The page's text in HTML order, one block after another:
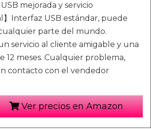
USB mejorada y servicio
】Interfaz USB estándar, puede
parte del mundo.
servicio al cliente amigable y una
12 meses. Cualquier problema,
contacto con el vendedor
Ver precios en Amazon